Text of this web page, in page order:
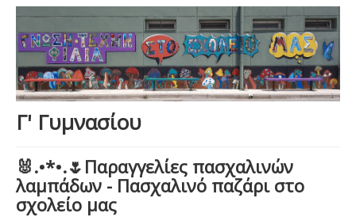
Γ' Γυμνασίου
🐰.•*•.🌷Παραγγελίες πασχαλινών
λαμπάδων - Πασχαλινό παζάρι στο
σχολείο μας